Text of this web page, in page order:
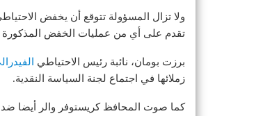
تقدم على أي من عمليات الخفض المذكورة
برزت بومان، نائبة رئيس الاحتياطي
زملائها في اجتماع لجنة السياسة النقدية.
كما صوت المحافظ كريستوفر والر أيضا ضد